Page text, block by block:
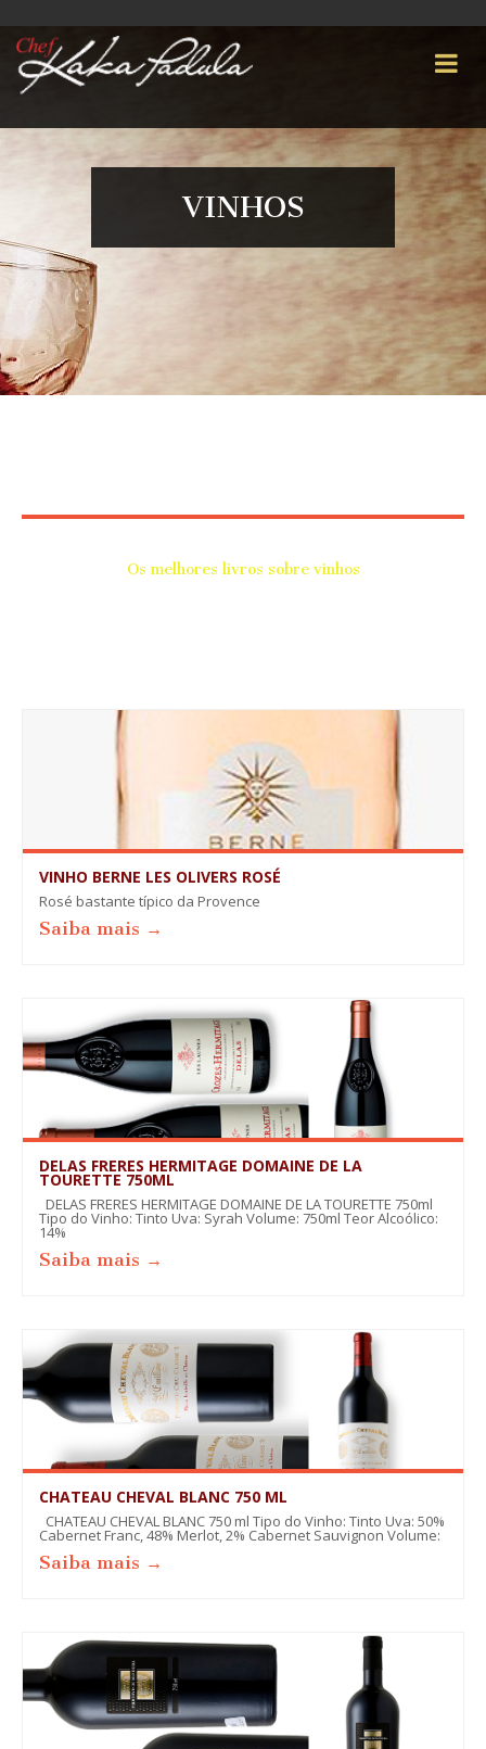
VINHOS
Os melhores livros sobre vinhos
VINHO BERNE LES OLIVERS ROSÉ
Rosé bastante típico da Provence
Saiba mais →
DELAS FRERES HERMITAGE DOMAINE DE LA
TOURETTE 750ML
DELAS FRERES HERMITAGE DOMAINE DE LA TOURETTE 750ml
Tipo do Vinho: Tinto Uva: Syrah Volume: 750ml Teor Alcoólico:
14%
Saiba mais →
CHATEAU CHEVAL BLANC 750 ML
CHATEAU CHEVAL BLANC 750 ml Tipo do Vinho: Tinto Uva: 50%
Cabernet Franc, 48% Merlot, 2% Cabernet Sauvignon Volume:
Saiba mais →